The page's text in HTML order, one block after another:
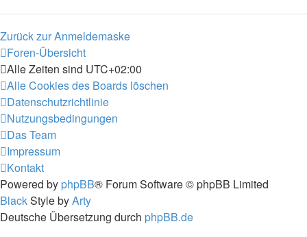
Zurück zur Anmeldemaske
Foren-Übersicht
Alle Zeiten sind UTC+02:00
Alle Cookies des Boards löschen
Datenschutzrichtlinie
Nutzungsbedingungen
Das Team
Impressum
Kontakt
Powered by phpBB® Forum Software © phpBB Limited
BlackStyle byArty
Deutsche Übersetzung durch phpBB.de